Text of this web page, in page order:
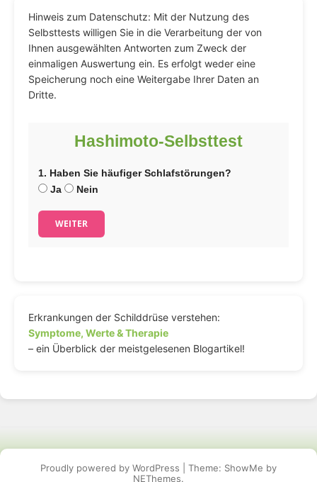
Hinweis zum Datenschutz: Mit der Nutzung des
Selbsttests willigen Sie in die Verarbeitung der von
Ihnen ausgewählten Antworten zum Zweck der
einmaligen Auswertung ein. Es erfolgt weder eine
Speicherung noch eine Weitergabe Ihrer Daten an
Dritte.
Hashimoto-Selbsttest
1. Haben Sie häufiger Schlafstörungen?
Ja
Nein
WEITER
Erkrankungen der Schilddrüse verstehen:
Symptome, Werte & Therapie
– ein Überblick der meistgelesenen Blogartikel!
Proudly powered by WordPress
Theme: ShowMe by
NEThemes.